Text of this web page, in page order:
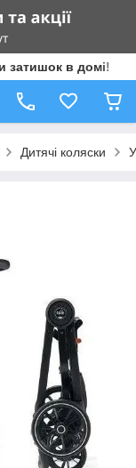
затишок в домі!
Дитячі коляски